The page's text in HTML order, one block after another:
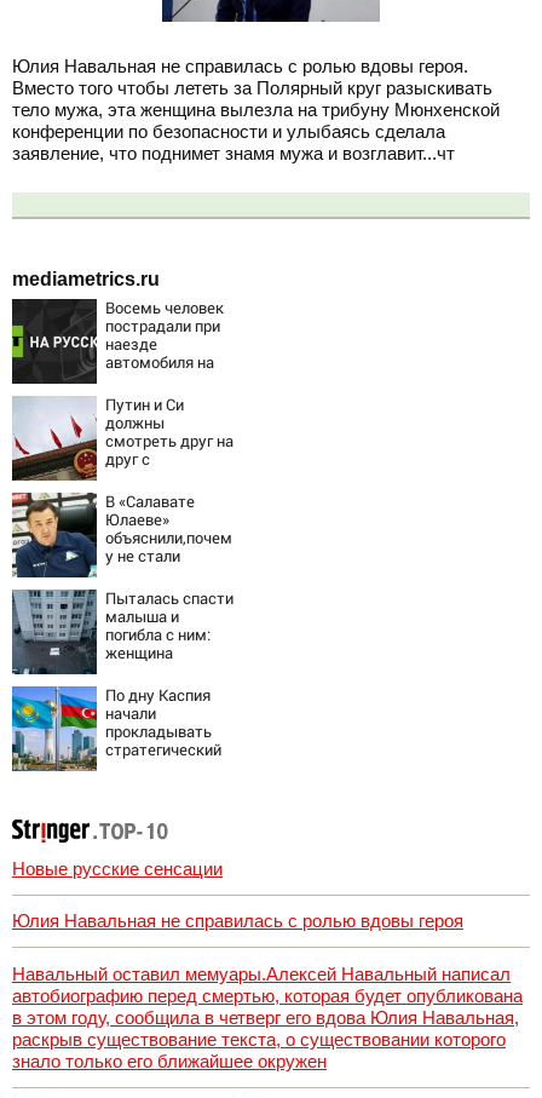
Юлия Навальная не справилась с ролью вдовы героя.
Вместо того чтобы лететь за Полярный круг разыскивать
тело мужа, эта женщина вылезла на трибуну Мюнхенской
конференции по безопасности и улыбаясь сделала
заявление, что поднимет знамя мужа и возглавит...чт
mediametrics.ru
Восемь человек
пострадали при
наезде
автомобиля на
Омске
Путин и Си
должны
смотреть друг на
друг с
Зеленский
поставил задачу
своим
дипломатам
В «Салавате
Юлаеве»
объяснили,почем
у не стали
подписывать
игроков в
межсезонье
Пыталась спасти
малыша и
погибла с ним:
женщина
насмерть на
глазах у детей
06/08/2026 –
Новости
По дну Каспия
начали
прокладывать
стратегический
Новые русские сенсации
Юлия Навальная не справилась с ролью вдовы героя
Навальный оставил мемуары.Алексей Навальный написал
автобиографию перед смертью, которая будет опубликована
в этом году, сообщила в четверг его вдова Юлия Навальная,
раскрыв существование текста, о существовании которого
знало только его ближайшее окружен